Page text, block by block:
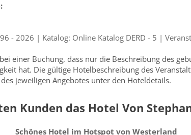
- 2026 | Katalog: Online Katalog DERD - 5 |
einer Buchung, dass nur die Beschreibung des
hat. Die gültige Hotelbeschreibung des
jeweiligen Angebotes unter den Hoteldetails.
Kunden das Hotel Von
Schönes Hotel im Hotspot von Westerland